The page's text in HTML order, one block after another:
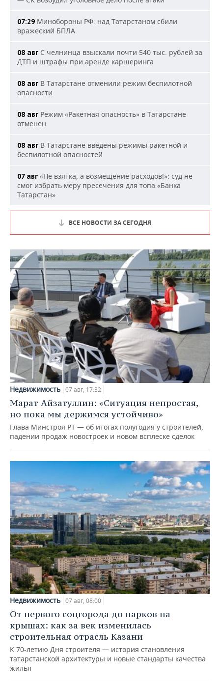
07:29 Минобороны РФ: над Татарстаном сбили
вражеский БПЛА
08 авг С челнинца взыскали почти 540 тыс. рублей за
ДТП и штрафы при аренде каршеринга
08 авг В Татарстане отменили режим беспилотной
опасности
08 авг Режим «Ракетная опасность» в Татарстане
отменен
08 авг В Татарстане введены режимы ракетной и
беспилотной опасностей
07 авг «Не взятка, а возмещение расходов!»: суд не
смог избрать меру пресечения для топа «Банка
Татарстан»
ВСЕ НОВОСТИ ЗА СЕГОДНЯ
Недвижимость 07 авг, 17:32
Марат Айзатуллин: «Ситуация непростая,
но пока мы держимся устойчиво»
Глава Минстроя РТ — об итогах полугодия у строителей,
падении продаж новостроек и новом всплеске сделок
Недвижимость 07 авг, 08:00
От первого соцгорода до парков на
крышах: как за век изменилась
строительная отрасль Казани
К 70-летию Дня строителя — история становления
татарстанской архитектуры и новые стандарты качества
жилья